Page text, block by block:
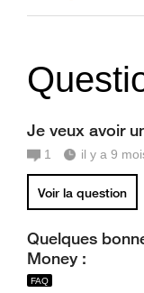
Je veux avoir
1 il y a 9
Voir la question
Quelques
Money :